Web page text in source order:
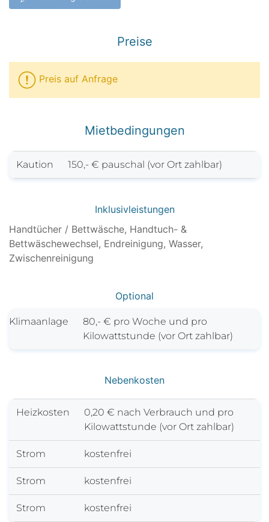
Preise
Preis auf Anfrage
Mietbedingungen
Kaution 150,- € pauschal (vor Ort zahlbar)
Inklusivleistungen
Handtücher / Bettwäsche, Handtuch- &
Bettwäschewechsel, Endreinigung, Wasser,
Zwischenreinigung
Optional
Klimaanlage
80,- € pro Woche und pro
Kilowattstunde (vor Ort zahlbar)
Nebenkosten
Heizkosten
0,20 € nach Verbrauch und pro
Kilowattstunde (vor Ort zahlbar)
Strom kostenfrei
Strom kostenfrei
Strom kostenfrei